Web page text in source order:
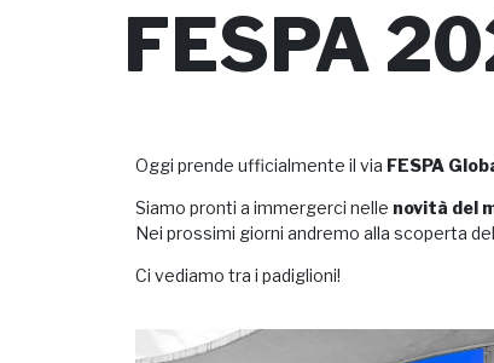
FESPA
Oggi prende ufficialmente il via FESPA
Siamo pronti a immergerci nelle novità del
Nei prossimi giorni andremo alla scoperta
Ci vediamo tra i padiglioni!